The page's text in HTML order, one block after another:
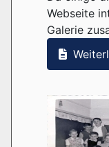
Webseite
Galerie